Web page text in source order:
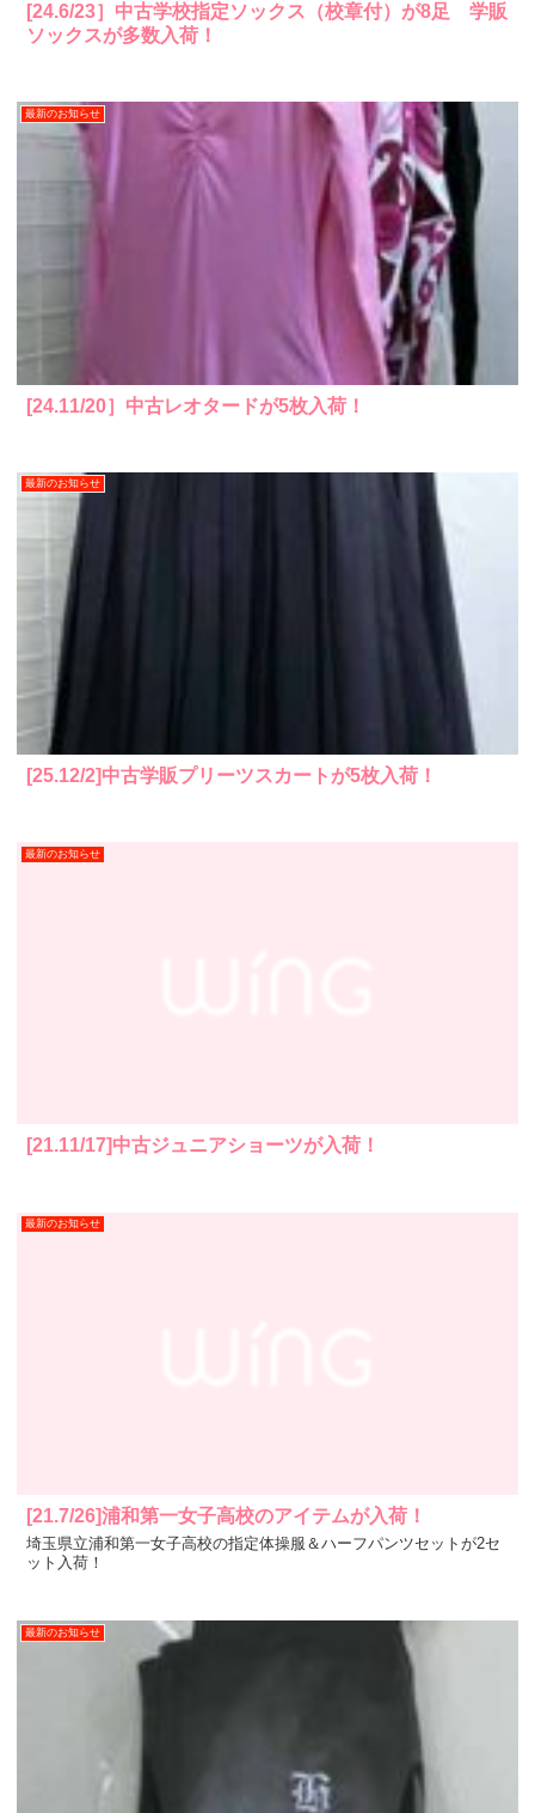
[24.6/23］中古学校指定ソックス（校章付）が8足 学販
ソックスが多数入荷！
最新のお知らせ
[24.11/20］中古レオタードが5枚入荷！
最新のお知らせ
[25.12/2]中古学販プリーツスカートが5枚入荷！
最新のお知らせ
[21.11/17]中古ジュニアショーツが入荷！
最新のお知らせ
[21.7/26]浦和第一女子高校のアイテムが入荷！
埼玉県立浦和第一女子高校の指定体操服＆ハーフパンツセットが2セ
ット入荷！
最新のお知らせ